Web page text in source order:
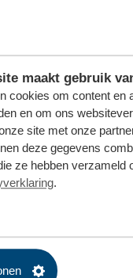
maakt gebruik
cookies om content en
en om ons
site met onze
deze gegevens
ze hebben verzameld
.